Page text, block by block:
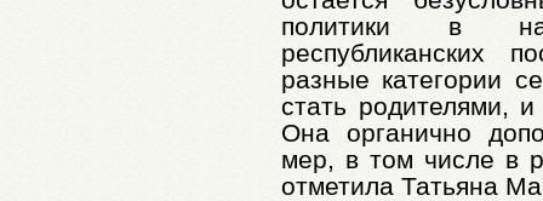
политики в
республиканских
разные категории
стать родителями,
Она органично
мер, в том числе в
отметила Татьяна